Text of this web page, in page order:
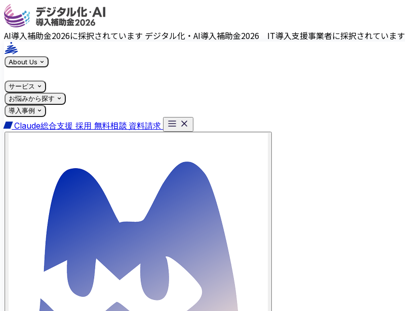
AI導入補助金2026に採択されています デジタル化・AI導入補助金2026 IT導入支援事業者に採択されています
About Us
サービス
お悩みから探す
導入事例
Claude総合支援 採用 無料相談 資料請求